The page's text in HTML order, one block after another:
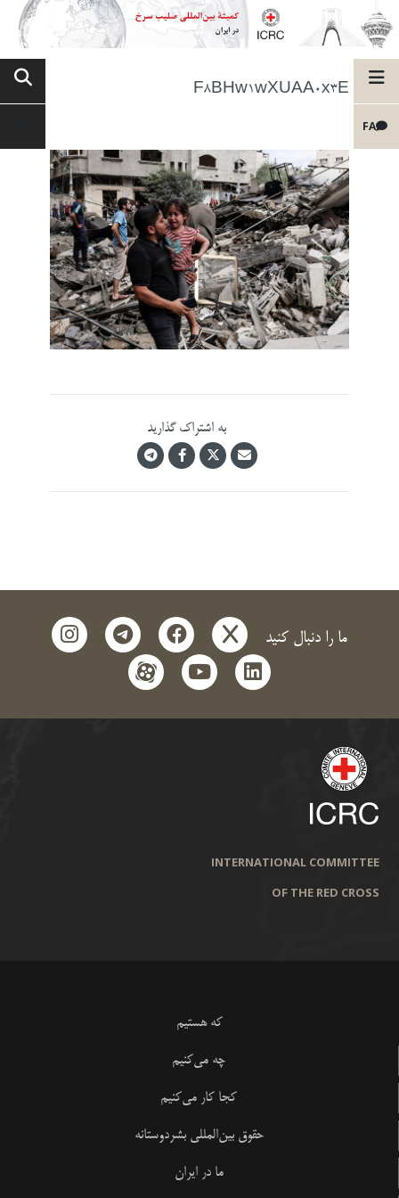
FA
F8BHw1wXUAA0x3E
به اشتراک گذارید
ما را دنبال کنید x
facebook
telegram
instagram
linkedin
youtube
aparat
INTERNATIONAL COMMITTEE
OF THE RED CROSS
که هستیم
چه می‌کنیم
کجا کار می‌کنیم
حقوق بین‌المللی بشردوستانه
ما در ایران